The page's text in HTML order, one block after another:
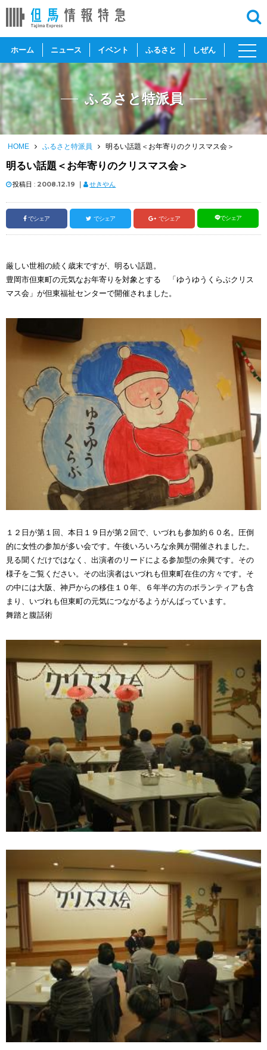
ホーム ニュース イベント ふるさと しぜん
toggle
ふるさと特派員
HOME ふるさと特派員 明るい話題＜お年寄りのクリスマス会＞
明るい話題＜お年寄りのクリスマス会＞
投稿日 : 2008.12.19 ｜ せきやん
でシェア でシェア でシェア でシェア
厳しい世相の続く歳末ですが、明るい話題。
豊岡市但東町の元気なお年寄りを対象とする 「ゆうゆうくらぶクリス
マス会」が但東福祉センターで開催されました。
１２日が第１回、本日１９日が第２回で、いづれも参加約６０名。圧倒
的に女性の参加が多い会です。午後いろいろな余興が開催されました。
見る聞くだけではなく、出演者のリードによる参加型の余興です。その
様子をご覧ください。その出演者はいづれも但東町在住の方々です。そ
の中には大阪、神戸からの移住１０年、６年半の方のボランティアも含
まり、いづれも但東町の元気につながるようがんばっています。
舞踏と腹話術